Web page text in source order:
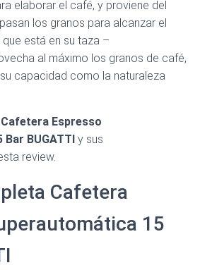
elaborar el café, y proviene del
los granos para alcanzar el
está en su taza –
al máximo los granos de café,
capacidad como la naturaleza
Cafetera Espresso
BUGATTI y sus
review.
Cafetera
15